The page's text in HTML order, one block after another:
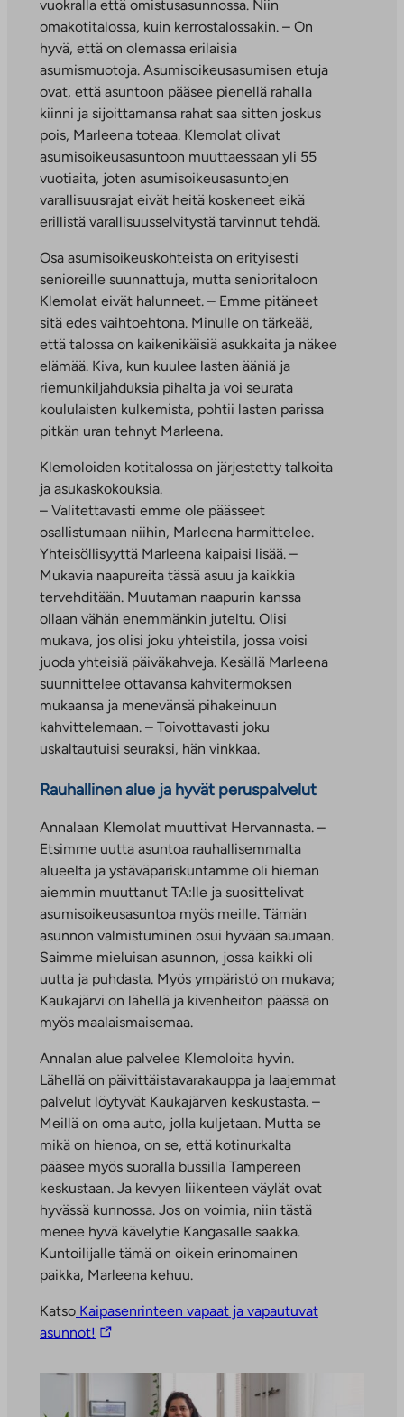
vuokralla että omistusasunnossa. Niin
omakotitalossa, kuin kerrostalossakin. – On
hyvä, että on olemassa erilaisia
asumismuotoja. Asumisoikeusasumisen etuja
ovat, että asuntoon pääsee pienellä rahalla
kiinni ja sijoittamansa rahat saa sitten joskus
pois, Marleena toteaa. Klemolat olivat
asumisoikeusasuntoon muuttaessaan yli 55
vuotiaita, joten asumisoikeusasuntojen
varallisuusrajat eivät heitä koskeneet eikä
erillistä varallisuusselvitystä tarvinnut tehdä.
Osa asumisoikeuskohteista on erityisesti
senioreille suunnattuja, mutta senioritaloon
Klemolat eivät halunneet. – Emme pitäneet
sitä edes vaihtoehtona. Minulle on tärkeää,
että talossa on kaikenikäisiä asukkaita ja näkee
elämää. Kiva, kun kuulee lasten ääniä ja
riemunkiljahduksia pihalta ja voi seurata
koululaisten kulkemista, pohtii lasten parissa
pitkän uran tehnyt Marleena.
Klemoloiden kotitalossa on järjestetty talkoita
ja asukaskokouksia.
– Valitettavasti emme ole päässeet
osallistumaan niihin, Marleena harmittelee.
Yhteisöllisyyttä Marleena kaipaisi lisää. –
Mukavia naapureita tässä asuu ja kaikkia
tervehditään. Muutaman naapurin kanssa
ollaan vähän enemmänkin juteltu. Olisi
mukava, jos olisi joku yhteistila, jossa voisi
juoda yhteisiä päiväkahveja. Kesällä Marleena
suunnittelee ottavansa kahvitermoksen
mukaansa ja menevänsä pihakeinuun
kahvittelemaan. – Toivottavasti joku
uskaltautuisi seuraksi, hän vinkkaa.
Rauhallinen alue ja hyvät peruspalvelut
Annalaan Klemolat muuttivat Hervannasta. –
Etsimme uutta asuntoa rauhallisemmalta
alueelta ja ystäväpariskuntamme oli hieman
aiemmin muuttanut TA:lle ja suosittelivat
asumisoikeusasuntoa myös meille. Tämän
asunnon valmistuminen osui hyvään saumaan.
Saimme mieluisan asunnon, jossa kaikki oli
uutta ja puhdasta. Myös ympäristö on mukava;
Kaukajärvi on lähellä ja kivenheiton päässä on
myös maalaismaisemaa.
Annalan alue palvelee Klemoloita hyvin.
Lähellä on päivittäistavarakauppa ja laajemmat
palvelut löytyvät Kaukajärven keskustasta. –
Meillä on oma auto, jolla kuljetaan. Mutta se
mikä on hienoa, on se, että kotinurkalta
pääsee myös suoralla bussilla Tampereen
keskustaan. Ja kevyen liikenteen väylät ovat
hyvässä kunnossa. Jos on voimia, niin tästä
menee hyvä kävelytie Kangasalle saakka.
Kuntoilijalle tämä on oikein erinomainen
paikka, Marleena kehuu.
Katso Kaipasenrinteen vapaat ja vapautuvat
asunnot! L
k